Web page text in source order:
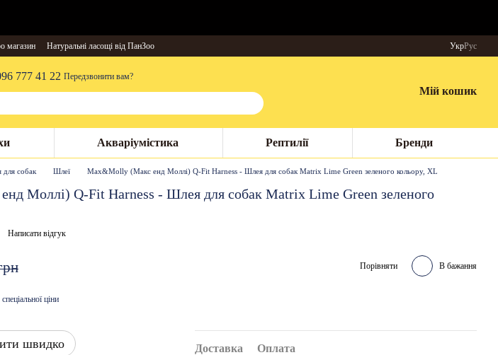
магазин Натуральні ласощі від ПанЗоо УкрРус
777 41 22 Передзвонити вам?
Мій кошик
Акваріумістика Рептилії Бренди
для собак Шлеї Max&Molly (Макс енд Моллі) Q-Fit Harness - Шлея для собак Matrix Lime Green зеленого кольору, XL
Моллі) Q-Fit Harness - Шлея для собак Matrix Lime Green зеленого
Написати відгук
Порівняти В бажання
ціни
швидко Доставка Оплата